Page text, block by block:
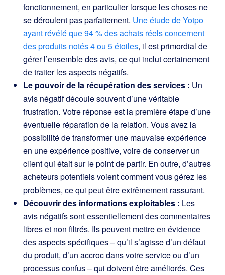
fonctionnement, en particulier lorsque les choses ne
se déroulent pas parfaitement. Une étude de Yotpo
ayant révélé que 94 % des achats réels concernent
des produits notés 4 ou 5 étoiles, il est primordial de
gérer l’ensemble des avis, ce qui inclut certainement
de traiter les aspects négatifs.
Le pouvoir de la récupération des services : Un
avis négatif découle souvent d’une véritable
frustration. Votre réponse est la première étape d’une
éventuelle réparation de la relation. Vous avez la
possibilité de transformer une mauvaise expérience
en une expérience positive, voire de conserver un
client qui était sur le point de partir. En outre, d’autres
acheteurs potentiels voient comment vous gérez les
problèmes, ce qui peut être extrêmement rassurant.
Découvrir des informations exploitables : Les
avis négatifs sont essentiellement des commentaires
libres et non filtrés. Ils peuvent mettre en évidence
des aspects spécifiques – qu’il s’agisse d’un défaut
du produit, d’un accroc dans votre service ou d’un
processus confus – qui doivent être améliorés. Ces